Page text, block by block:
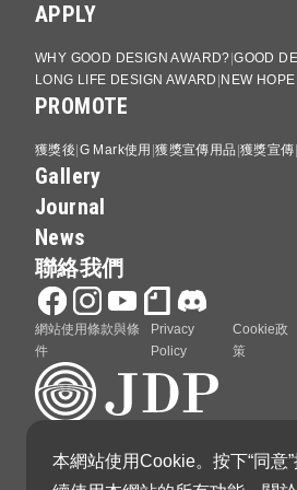
APPLY
WHY GOOD DESIGN AWARD? GOOD
LONG LIFE DESIGN AWARD NEW
PROMOTE
獲獎後 G Mark使用 獲獎宣傳用品 獲獎宣傳
Gallery
Journal
News
聯絡我們
網站使用條款與條
件
Privacy
Policy
Cookie政
策
GOOD DESIGN AWARD 由日本
本網站使用Cookie。按下“同意